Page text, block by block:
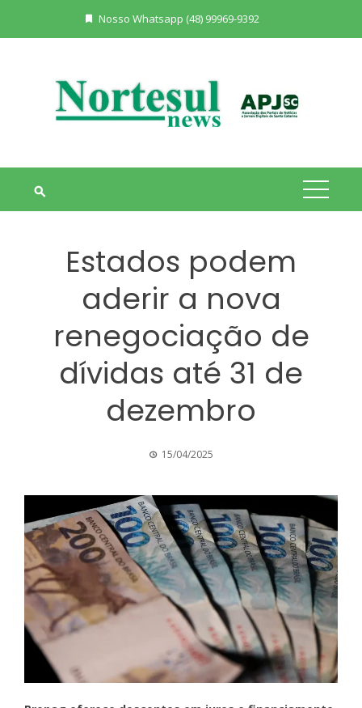
Nosso Whatsapp (48) 99969-9392
Estados podem
aderir a nova
renegociação de
dívidas até 31 de
dezembro
15/04/2025